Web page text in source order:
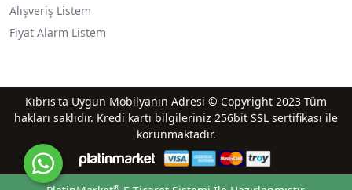
Alışveriş Listem
Fiyat Alarm Listem
Kıbrıs'ta Uygun Mobilyanın Adresi © Copyright 2023 Tüm
hakları saklıdır. Kredi kartı bilgileriniz 256bit SSL sertifikası ile
korunmaktadır.
®